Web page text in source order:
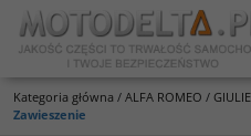
Kategoria główna / ALFA ROMEO /
Zawieszenie